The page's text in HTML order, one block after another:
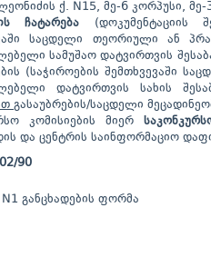
ქ. N15, მე-6 კორპუსი,
ჩატარება (დოკუმენტაციის
საცდელი თეორიული ან
სამუშაო დატვირთვის
(საჭიროების შემთხვევაში
დატვირთვის სახის
გასაუბრების/საცდელი
კომისიების მიერ
და ცენტრის საინფორმაციო
90
განცხადების ფორმა